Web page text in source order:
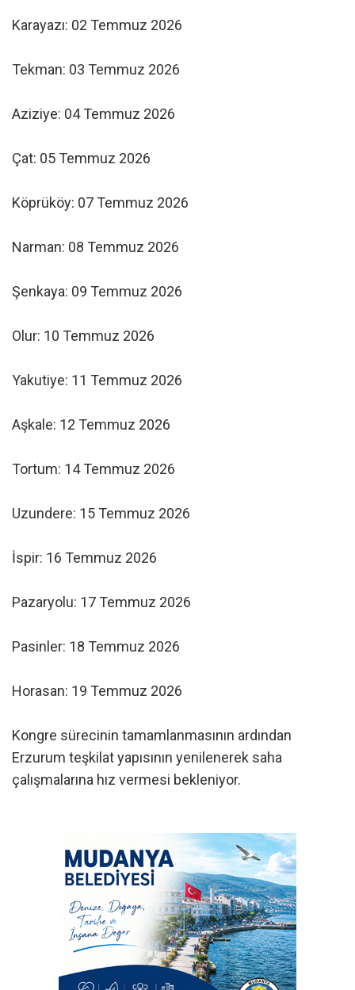
Karayazı: 02 Temmuz 2026
Tekman: 03 Temmuz 2026
Aziziye: 04 Temmuz 2026
Çat: 05 Temmuz 2026
Köprüköy: 07 Temmuz 2026
Narman: 08 Temmuz 2026
Şenkaya: 09 Temmuz 2026
Olur: 10 Temmuz 2026
Yakutiye: 11 Temmuz 2026
Aşkale: 12 Temmuz 2026
Tortum: 14 Temmuz 2026
Uzundere: 15 Temmuz 2026
İspir: 16 Temmuz 2026
Pazaryolu: 17 Temmuz 2026
Pasinler: 18 Temmuz 2026
Horasan: 19 Temmuz 2026
Kongre sürecinin tamamlanmasının ardından
Erzurum teşkilat yapısının yenilenerek saha
çalışmalarına hız vermesi bekleniyor.